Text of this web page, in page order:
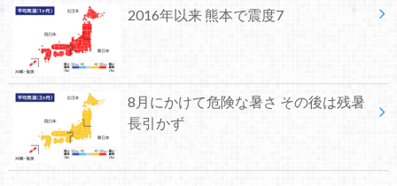
2016年以来 熊本で震度7
8月にかけて危険な暑さ その後は残暑
長引かず